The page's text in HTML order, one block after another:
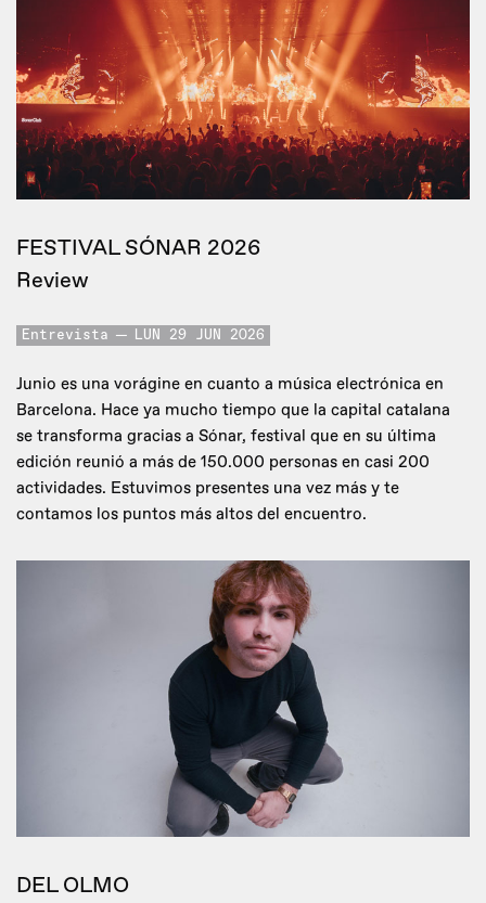
FESTIVAL SÓNAR 2026
Review
Entrevista LUN 29 JUN 2026
Junio es una vorágine en cuanto a música electrónica en
Barcelona. Hace ya mucho tiempo que la capital catalana
se transforma gracias a Sónar, festival que en su última
edición reunió a más de 150.000 personas en casi 200
actividades. Estuvimos presentes una vez más y te
contamos los puntos más altos del encuentro.
DEL OLMO